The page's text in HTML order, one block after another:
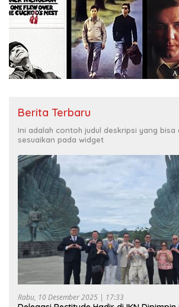
Berita Terbaru
Ini adalah contoh judul deskripsi yang bisa
sesuaikan pada widget
Rabu, 10 Desember 2025 | 17:33